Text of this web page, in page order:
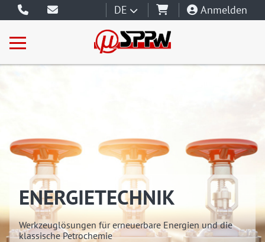
DE Anmelden
ENERGIETECHNIK
Werkzeuglösungen für erneuerbare Energien und die
klassische Petrochemie